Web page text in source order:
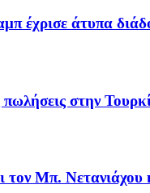
έχρισε άτυπα
στην
Μπ. Νετανιάχου